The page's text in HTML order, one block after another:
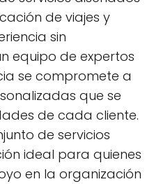
de viajes y
sin
equipo de expertos
se compromete a
que se
de cada cliente.
de servicios
ideal para quienes
en la organización